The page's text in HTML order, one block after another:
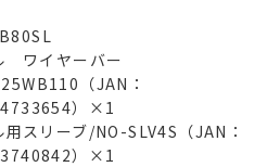
ワイヤーバー
（JAN：
）×1
用スリーブ/NO-SLV4S（JAN：
）×1